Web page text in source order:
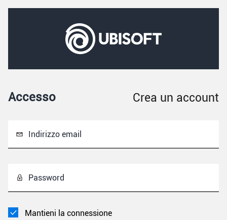
Accesso Crea un account
Indirizzo email
Password
Mantieni la connessione